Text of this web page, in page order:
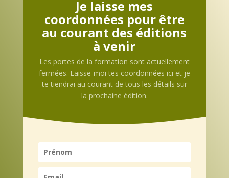
Je laisse mes
coordonnées pour être
au courant des éditions
à venir
Les portes de la formation sont actuellement
fermées. Laisse-moi tes coordonnées ici et je
te tiendrai au courant de tous les détails sur
la prochaine édition.